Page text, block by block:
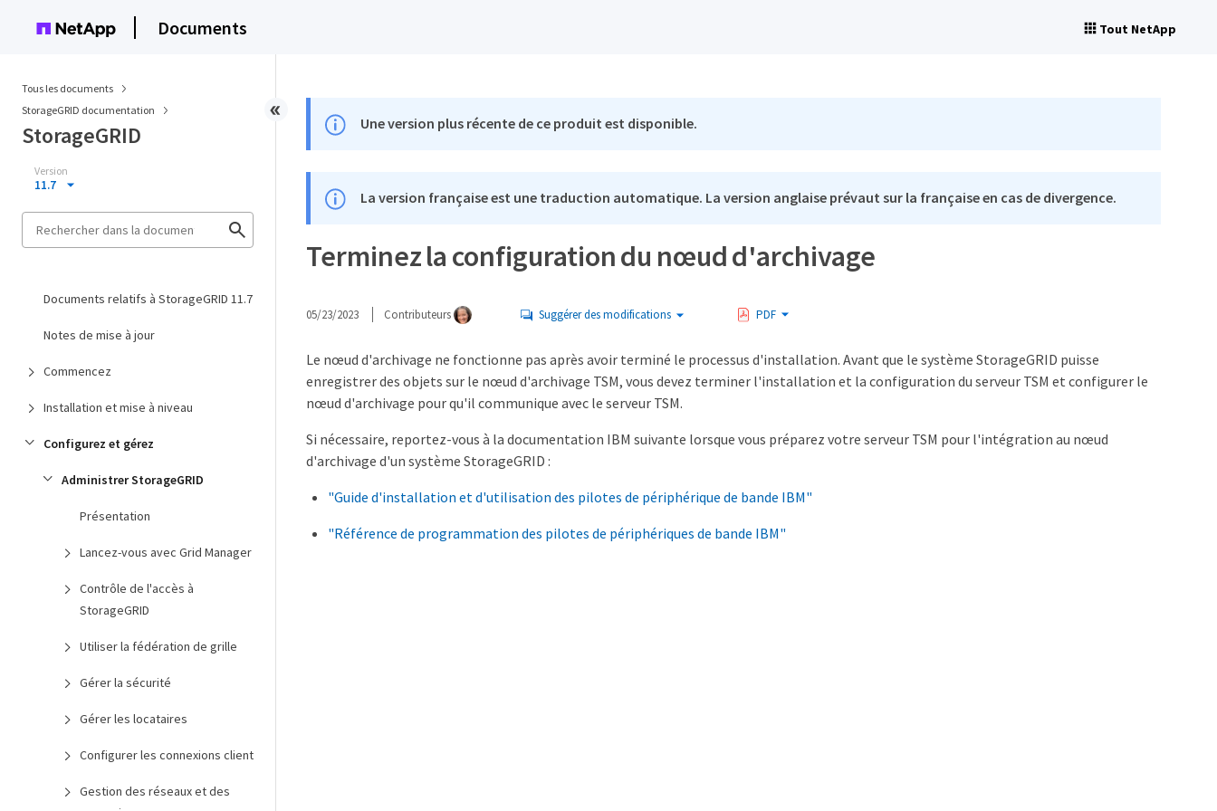
Documents Tout NetApp
Tous les documents
StorageGRID documentation
StorageGRID
Version
11.7
Documents relatifs à StorageGRID 11.7
Notes de mise à jour
Commencez
Installation et mise à niveau
Configurez et gérez
Administrer StorageGRID
Présentation
Lancez-vous avec Grid Manager
Contrôle de l'accès à
StorageGRID
Utiliser la fédération de grille
Gérer la sécurité
Gérer les locataires
Configurer les connexions client
Gestion des réseaux et des
Une version plus récente de ce produit est disponible.
La version française est une traduction automatique. La version anglaise prévaut sur la française en cas de divergence.
Terminez la configuration du nœud d'archivage
05/23/2023 Contributeurs Suggérer des modifications PDF
Le nœud d'archivage ne fonctionne pas après avoir terminé le processus d'installation. Avant que le système StorageGRID puisse
enregistrer des objets sur le nœud d'archivage TSM, vous devez terminer l'installation et la configuration du serveur TSM et configurer le
nœud d'archivage pour qu'il communique avec le serveur TSM.
Si nécessaire, reportez-vous à la documentation IBM suivante lorsque vous préparez votre serveur TSM pour l'intégration au nœud
d'archivage d'un système StorageGRID :
"Guide d'installation et d'utilisation des pilotes de périphérique de bande IBM"
"Référence de programmation des pilotes de périphériques de bande IBM"